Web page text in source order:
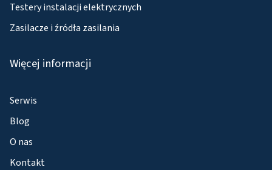
Testery instalacji elektrycznych
Zasilacze i źródła zasilania
Więcej informacji
Serwis
Blog
O nas
Kontakt